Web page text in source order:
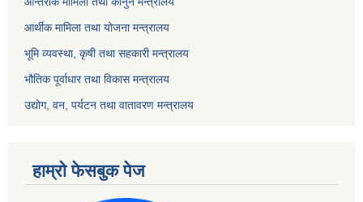
आर्थीक मामिला तथा योजना मन्त्रालय
भूमि व्यवस्था, कृषी तथा सहकारी मन्त्रालय
भौतिक पूर्वाधार तथा विकास मन्त्रालय
उद्योग, वन, पर्यटन तथा वातावरण मन्त्रालय
हाम्रो फेसबुक पेज